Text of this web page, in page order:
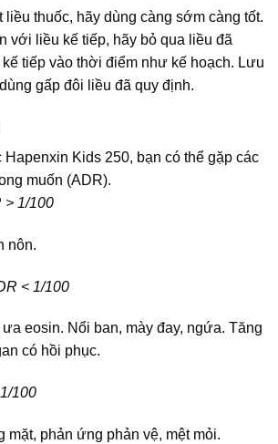
liều thuốc, hãy dùng càng sớm càng tốt.
với liều kế tiếp, hãy bỏ qua liều đã
tiếp vào thời điểm như kế hoạch. Lưu
gấp đôi liều đã quy định.
Hapenxin Kids 250, bạn có thể gặp các
muốn (ADR).
> 1/100
nôn.
< 1/100
eosin. Nổi ban, mày đay, ngứa. Tăng
có hồi phục.
100
mặt, phản ứng phản vệ, mệt mỏi.